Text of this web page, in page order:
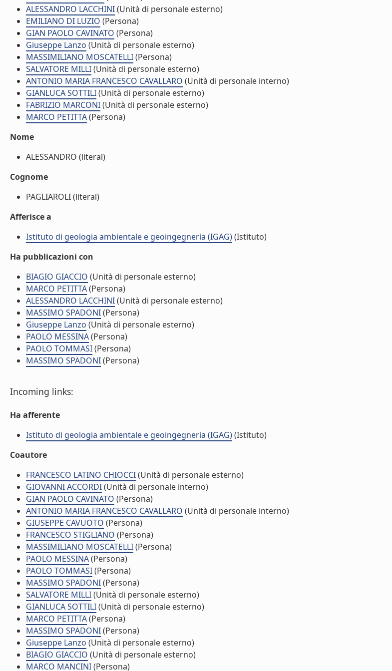
ALESSANDRO LACCHINI(Unità di personale esterno)
EMILIANO DI LUZIO (Persona)
GIAN PAOLO CAVINATO (Persona)
Giuseppe Lanzo (Unità di personale esterno)
MASSIMILIANO MOSCATELLI(Persona)
SALVATORE MILLI(Unità di personale esterno)
ANTONIO MARIA FRANCESCO CAVALLARO (Unità di personale interno)
GIANLUCA SOTTILI(Unità di personale esterno)
FABRIZIO MARCONI(Unità di personale esterno)
MARCO PETITTA(Persona)
Nome
ALESSANDRO (literal)
Cognome
PAGLIAROLI (literal)
Afferisce a
Istituto di geologia ambientale e geoingegneria (IGAG)(Istituto)
Ha pubblicazioni con
BIAGIO GIACCIO (Unità di personale esterno)
MARCO PETITTA(Persona)
ALESSANDRO LACCHINI(Unità di personale esterno)
MASSIMO SPADONI(Persona)
Giuseppe Lanzo (Unità di personale esterno)
PAOLO MESSINA(Persona)
PAOLO TOMMASI(Persona)
MASSIMO SPADONI(Persona)
Incoming links:
Ha afferente
Istituto di geologia ambientale e geoingegneria (IGAG)(Istituto)
Coautore
FRANCESCO LATINO CHIOCCI(Unità di personale esterno)
GIOVANNI ACCORDI(Unità di personale interno)
GIAN PAOLO CAVINATO (Persona)
ANTONIO MARIA FRANCESCO CAVALLARO (Unità di personale interno)
GIUSEPPE CAVUOTO (Persona)
FRANCESCO STIGLIANO (Persona)
MASSIMILIANO MOSCATELLI(Persona)
PAOLO MESSINA(Persona)
PAOLO TOMMASI(Persona)
MASSIMO SPADONI(Persona)
SALVATORE MILLI(Unità di personale esterno)
GIANLUCA SOTTILI(Unità di personale esterno)
MARCO PETITTA(Persona)
MASSIMO SPADONI(Persona)
Giuseppe Lanzo (Unità di personale esterno)
BIAGIO GIACCIO (Unità di personale esterno)
MARCO MANCINI(Persona)